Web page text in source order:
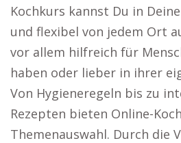
Kochkurs kannst Du in
und flexibel von jedem Ort
vor allem hilfreich für
haben oder lieber in ihrer
Von Hygieneregeln bis zu
Rezepten bieten Online-
Themenauswahl. Durch die